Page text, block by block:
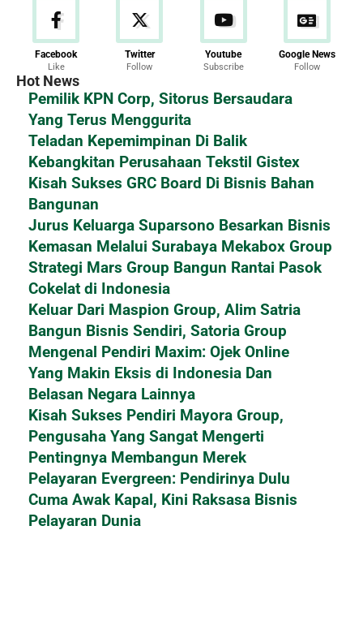
Facebook
Like
Twitter
Follow
Youtube
Subscribe
Google News
Follow
Hot News
Pemilik KPN Corp, Sitorus Bersaudara
Yang Terus Menggurita
Teladan Kepemimpinan Di Balik
Kebangkitan Perusahaan Tekstil Gistex
Kisah Sukses GRC Board Di Bisnis Bahan
Bangunan
Jurus Keluarga Suparsono Besarkan Bisnis
Kemasan Melalui Surabaya Mekabox Group
Strategi Mars Group Bangun Rantai Pasok
Cokelat di Indonesia
Keluar Dari Maspion Group, Alim Satria
Bangun Bisnis Sendiri, Satoria Group
Mengenal Pendiri Maxim: Ojek Online
Yang Makin Eksis di Indonesia Dan
Belasan Negara Lainnya
Kisah Sukses Pendiri Mayora Group,
Pengusaha Yang Sangat Mengerti
Pentingnya Membangun Merek
Pelayaran Evergreen: Pendirinya Dulu
Cuma Awak Kapal, Kini Raksasa Bisnis
Pelayaran Dunia